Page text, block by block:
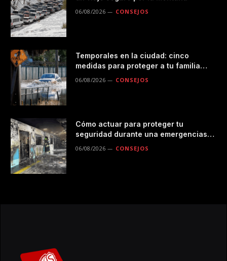
06/08/2026 CONSEJOS
Temporales en la ciudad: cinco
medidas para proteger a tu familia
06/08/2026 CONSEJOS
Cómo actuar para proteger tu
seguridad durante una emergencias
06/08/2026 CONSEJOS